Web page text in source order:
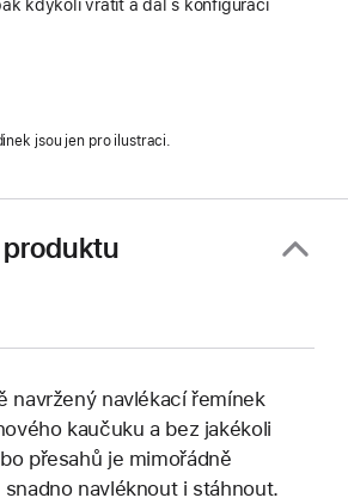
kdykoli vrátit a dál s konfigurací
jsou jen pro ilustraci.
navržený navlékací řemínek
kaučuku a bez jakékoli
přesahů je mimořádně
navléknout i stáhnout.